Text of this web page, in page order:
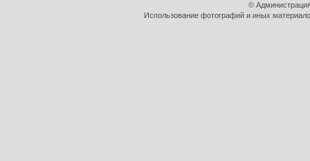
©
Использование фотографий и иных